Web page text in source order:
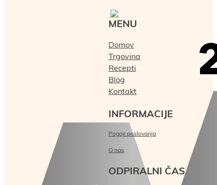
MENU
Domov
Trgovina
Recepti
Blog
Kontakt
INFORMACIJE
Pogoji poslovanja
O nas
ODPIRALNI ČAS